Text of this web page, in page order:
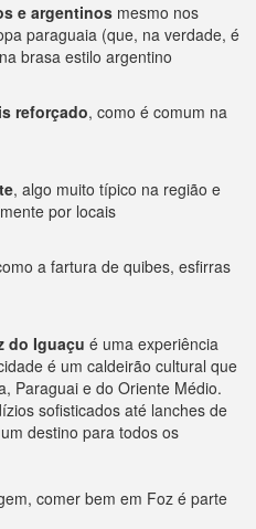
e argentinos mesmo nos
paraguaia (que, na verdade, é
brasa estilo argentino
reforçado, como é comum na
, algo muito típico na região e
por locais
a fartura de quibes, esfirras
do Iguaçu é uma experiência
é um caldeirão cultural que
Paraguai e do Oriente Médio.
sofisticados até lanches de
destino para todos os
comer bem em Foz é parte